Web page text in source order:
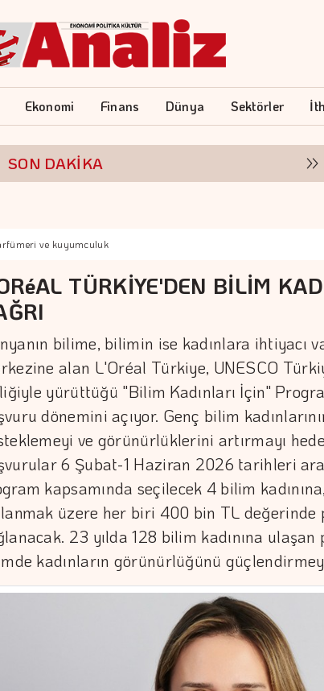
Ekonomi Finans Dünya Sektörler
SON DAKİKA
ve kuyumculuk
TÜRKİYE'DEN BİLİM
bilime, bilimin ise kadınlara ihtiyacı
alan L'Oréal Türkiye, UNESCO
yürüttüğü "Bilim Kadınları İçin"
dönemini açıyor. Genç bilim
ve görünürlüklerini artırmayı
6 Şubat-1 Haziran 2026 tarihleri
kapsamında seçilecek 4 bilim
üzere her biri 400 bin TL değerinde
23 yılda 128 bilim kadınına ulaşan
kadınların görünürlüğünü